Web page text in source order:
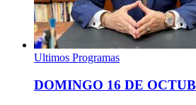
Ultimos Programas
DOMINGO 16 DE